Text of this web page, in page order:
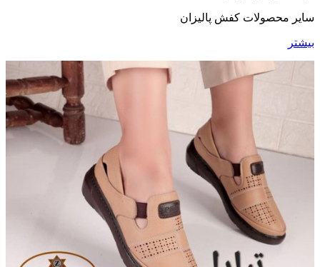
سایر محصولات کفش پالیزان
بیشتر